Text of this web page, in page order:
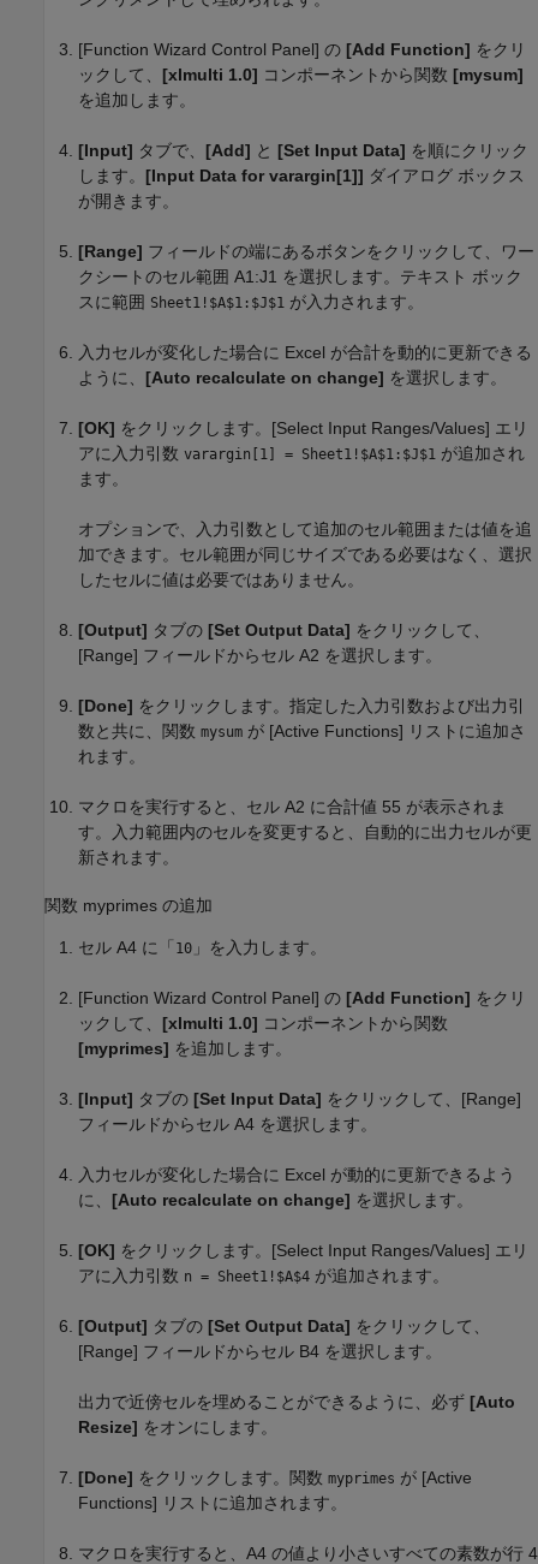
[Function Wizard Control Panel] の [Add Function] をクリ
ックして、 [xlmulti 1.0] コンポーネントから関数 [mysum]
を追加します。
[Input] タブで、 [Add] と [Set Input Data] を順にクリック
します。 [Input Data for varargin[1]] ダイアログ ボックス
が開きます。
[Range] フィールドの端にあるボタンをクリックして、ワー
クシートのセル範囲 A1:J1 を選択します。テキスト ボック
スに範囲 Sheet1!$A$1:$J$1 が入力されます。
入力セルが変化した場合に Excel が合計を動的に更新できる
ように、 [Auto recalculate on change] を選択します。
[OK] をクリックします。[Select Input Ranges/Values] エリ
アに入力引数 varargin[1] = Sheet1!$A$1:$J$1 が追加され
ます。
オプションで、入力引数として追加のセル範囲または値を追
加できます。セル範囲が同じサイズである必要はなく、選択
したセルに値は必要ではありません。
[Output] タブの [Set Output Data] をクリックして、
[Range] フィールドからセル A2 を選択します。
[Done] をクリックします。指定した入力引数および出力引
数と共に、関数 mysum が [Active Functions] リストに追加さ
れます。
マクロを実行すると、セル A2 に合計値 55 が表示されま
す。入力範囲内のセルを変更すると、自動的に出力セルが更
新されます。
関数 myprimes の追加
セル A4 に「 10 」を入力します。
[Function Wizard Control Panel] の [Add Function] をクリ
ックして、 [xlmulti 1.0] コンポーネントから関数
[myprimes] を追加します。
[Input] タブの [Set Input Data] をクリックして、[Range]
フィールドからセル A4 を選択します。
入力セルが変化した場合に Excel が動的に更新できるよう
に、 [Auto recalculate on change] を選択します。
[OK] をクリックします。[Select Input Ranges/Values] エリ
アに入力引数 n = Sheet1!$A$4 が追加されます。
[Output] タブの [Set Output Data] をクリックして、
[Range] フィールドからセル B4 を選択します。
出力で近傍セルを埋めることができるように、必ず [Auto
Resize] をオンにします。
[Done] をクリックします。関数 myprimes が [Active
Functions] リストに追加されます。
マクロを実行すると、A4 の値より小さいすべての素数が行 4